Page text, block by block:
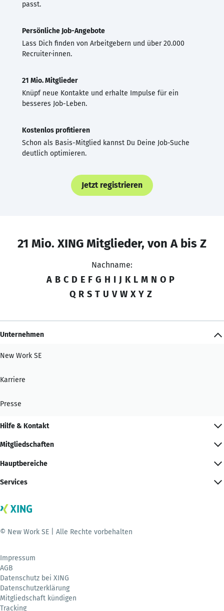
passt.
Persönliche Job-Angebote
Lass Dich finden von Arbeitgebern und über 20.000
Recruiter·innen.
21 Mio. Mitglieder
Knüpf neue Kontakte und erhalte Impulse für ein
besseres Job-Leben.
Kostenlos profitieren
Schon als Basis-Mitglied kannst Du Deine Job-Suche
deutlich optimieren.
Jetzt registrieren
21 Mio. XING Mitglieder, von A bis Z
Nachname:
A B C D E F G H I J K L M N O P
Q R S T U V W X Y Z
Unternehmen
New Work SE
Karriere
Presse
Hilfe & Kontakt
Mitgliedschaften
Hauptbereiche
Services
© New Work SE | Alle Rechte vorbehalten
Impressum
AGB
Datenschutz bei XING
Datenschutzerklärung
Mitgliedschaft kündigen
Tracking